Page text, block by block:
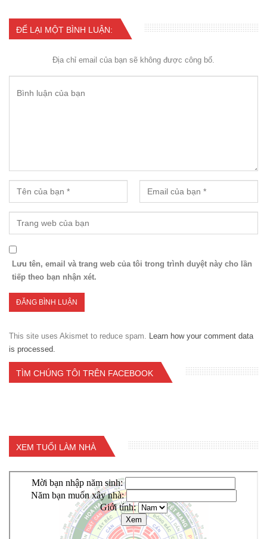
ĐỂ LẠI MỘT BÌNH LUẬN:
Địa chỉ email của bạn sẽ không được công bố.
Lưu tên, email và trang web của tôi trong trình duyệt này cho lần
tiếp theo bạn nhận xét.
This site uses Akismet to reduce spam. Learn how your comment data
is processed.
TÌM CHÚNG TÔI TRÊN FACEBOOK
XEM TUỔI LÀM NHÀ